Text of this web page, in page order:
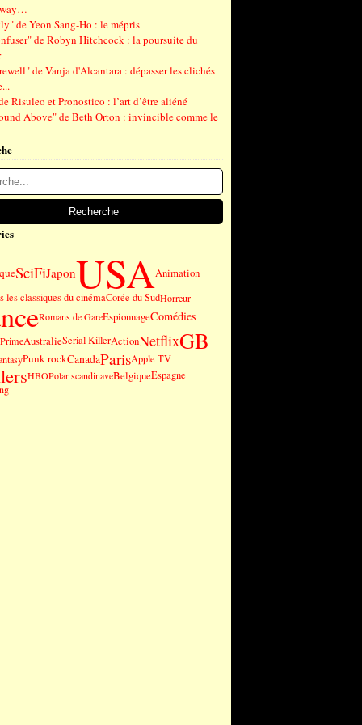
de Yeon Sang-Ho : le mépris
de Robyn Hitchcock : la poursuite du
de Vanja d'Alcantara : dépasser les clichés
Risuleo et Pronostico : l’art d’être aliéné
Above" de Beth Orton : invincible comme le
SciFiJaponUSAAnimation
les classiques du cinémaCorée du SudHorreur
Romans de GareEspionnageComédies
AustralieSerial KillerActionNetflixGB
Punk rockCanadaParisApple TV
HBOPolar scandinaveBelgiqueEspagne